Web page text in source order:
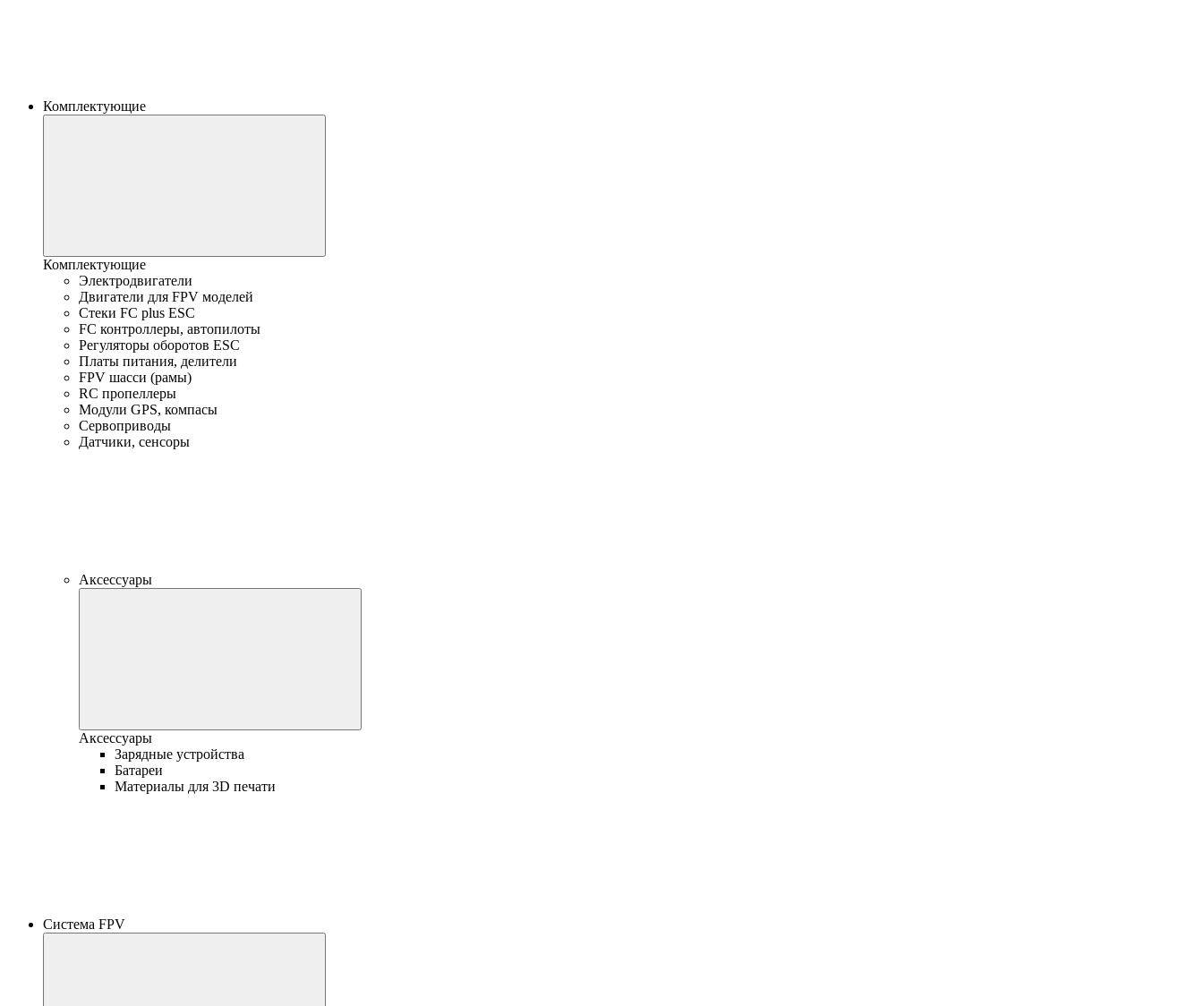
Комплектующие
Комплектующие
Электродвигатели
Двигатели для FPV моделей
Стеки FC plus ESC
FC контроллеры, автопилоты
Регуляторы оборотов ESC
Платы питания, делители
FPV шасси (рамы)
RC пропеллеры
Модули GPS, компасы
Сервоприводы
Датчики, сенсоры
Аксессуары
Аксессуары
Зарядные устройства
Батареи
Материалы для 3D печати
Система FPV